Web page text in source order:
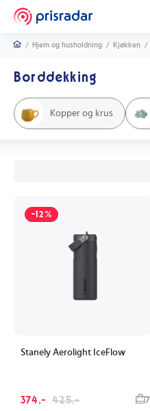
/ Hjem og husholdning / Kjøkken /
Borddekking
Kopper og krus
-12%
Stanely Aerolight IceFlow
374,- 425,- 7